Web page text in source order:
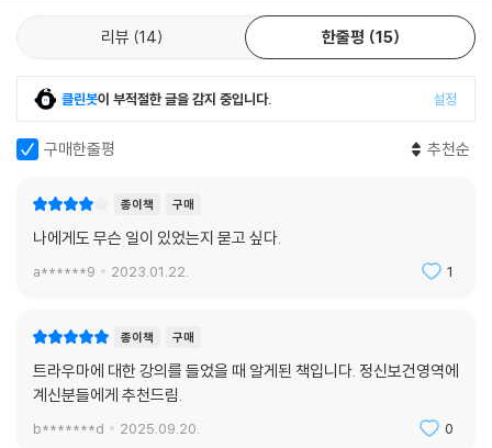
군가와 가까워졌을 때는 불안하거나 혼란스럽거나 압도되는 느낌을 받습
니다. 인간관계에서 생기는 친밀성을 회피하게 되지요. 만약 친밀함을 피
할 수 없다면 그 관계를 훼손하거나 망치는 행동을 하게 됩니다. 이는 발달
기 트라우마의 영향 중 가장 흔하면서도 가장 제대로 인지되지 못한 양상
중 하나예요.
--- p.158
이는 곧 셀 수 없이 많은 어른들이 그 상처를 일상생활에서, 직장에서, 인간
관계에서 계속 짊어지고 살아가면서, 그 상처를 다시 자기 자녀들에게 물
려준다는 뜻이네요. 그리고 그 어른들은 자신에게 무슨 일이 일어났었는지
에 아주 많은 오해가 생기고요.
--- p.161
다섯 번째 대화: 흩어진 점들을 연결하다
기 위해 몽상에 빠지는 제임스의 부주의성은 완전히 달랐다. 그에 따라 두
소년의 치료 방식도 경과도 달라졌다.
페리 박사는 사람들에게 진단명을 붙이고 처방을 내리기 전에, 그들이 자
경과 스트레스에 부딪힐 때 완전히 무너지지 않도록 안전망이 되어 줄 인
바로 이 책이 “당신에게 무슨 일이 있었나요?”라고 질문의 방향을 바꿔야
음에 나타난 문제를 그 사람 탓으로 돌리지 않으면서 문제의 원인과 답을
찾을 수 있고, 그럼으로써 우리 자신과 사랑하는 사람을 지옥 같은 마음에
트라우마를 겪는 사람은 현재를 살아도 그의 뇌는 과거에 붙들려 있다. 어
떤 위협이나 스트레스에 대처하기 위해 적응한 뇌가 그런 상황이 끝나고도
리뷰 14 한줄평 15
클린봇이 부적절한 글을 감지 중입니다. 설정
구매한줄평 추천순
종이책 구매
나에게도 무슨 일이 있었는지 묻고 싶다.
a******9 2023.01.22. 1
종이책 구매
트라우마에 대한 강의를 들었을 때 알게된 책입니다. 정신보건영역에
계신분들에게 추천드림.
b*******d 2025.09.20. 0